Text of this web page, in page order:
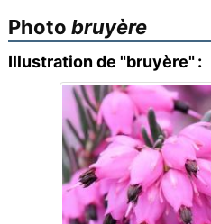
Photo bruyère
Illustration de "bruyère" :